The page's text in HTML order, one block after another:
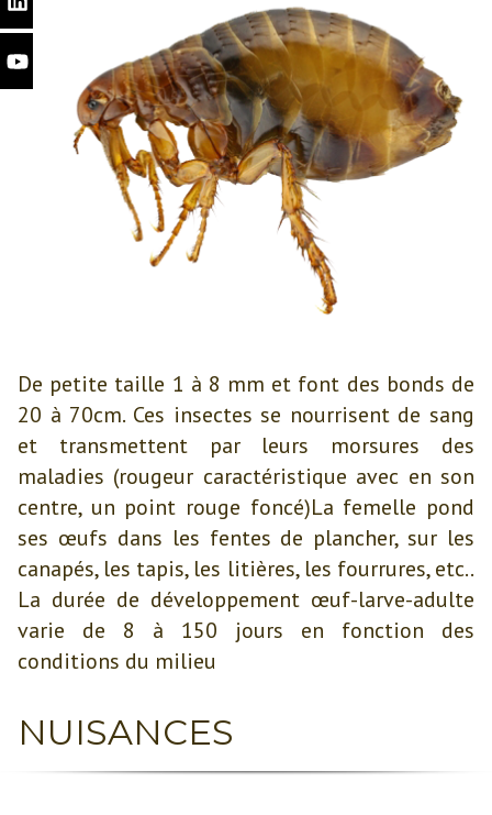
De petite taille 1 à 8 mm et font des bonds de
20 à 70cm. Ces insectes se nourrisent de sang
et transmettent par leurs morsures des
maladies (rougeur caractéristique avec en son
centre, un point rouge foncé)La femelle pond
ses œufs dans les fentes de plancher, sur les
canapés, les tapis, les litières, les fourrures, etc..
La durée de développement œuf-larve-adulte
varie de 8 à 150 jours en fonction des
conditions du milieu
NUISANCES